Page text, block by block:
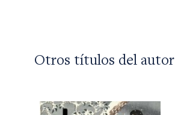
Otros títulos del autor